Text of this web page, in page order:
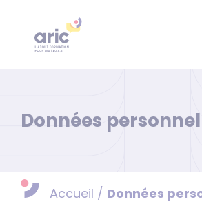
contenu
Données
Accueil / Données